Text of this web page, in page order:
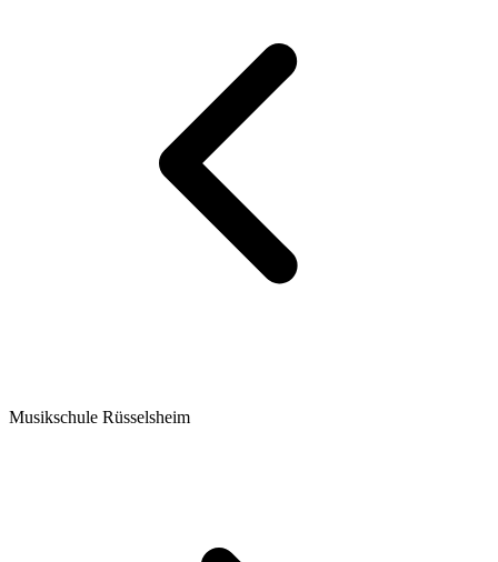
Musikschule Rüsselsheim